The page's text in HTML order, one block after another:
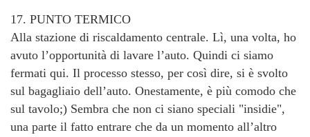
17. PUNTO TERMICO
Alla stazione di riscaldamento centrale. Lì, una volta, ho
avuto l’opportunità di lavare l’auto. Quindi ci siamo
fermati qui. Il processo stesso, per così dire, si è svolto
sul bagagliaio dell’auto. Onestamente, è più comodo che
sul tavolo;) Sembra che non ci siano speciali "insidie",
una parte il fatto entrare che da un momento all’altro